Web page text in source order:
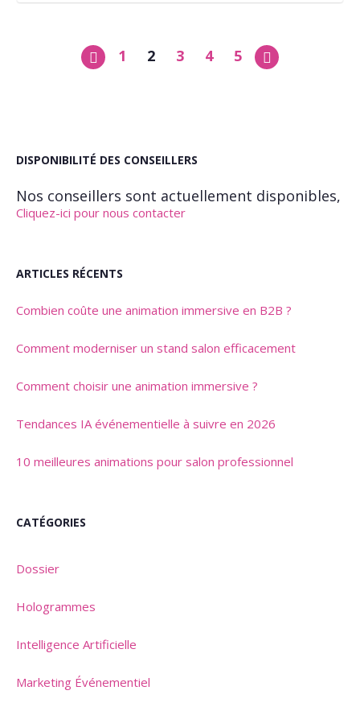
1 2 3 4 5
DISPONIBILITÉ DES CONSEILLERS
Nos conseillers sont actuellement disponibles,
Cliquez-ici pour nous contacter
ARTICLES RÉCENTS
Combien coûte une animation immersive en B2B ?
Comment moderniser un stand salon efficacement
Comment choisir une animation immersive ?
Tendances IA événementielle à suivre en 2026
10 meilleures animations pour salon professionnel
CATÉGORIES
Dossier
Hologrammes
Intelligence Artificielle
Marketing Événementiel